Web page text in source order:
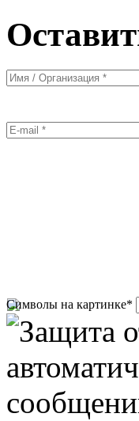
Символы на картинке*